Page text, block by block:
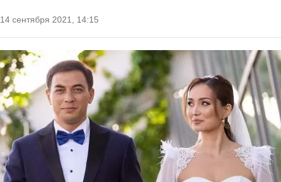
14 сентября 2021, 14:15